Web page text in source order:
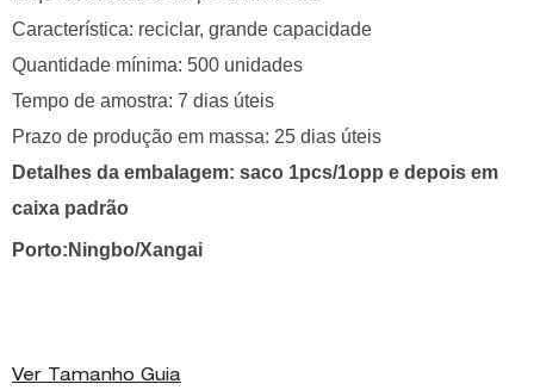
Característica: reciclar, grande capacidade
Quantidade mínima: 500 unidades
Tempo de amostra: 7 dias úteis
Prazo de produção em massa: 25 dias úteis
Detalhes da embalagem: saco 1pcs/1opp e depois em
caixa padrão
Porto:Ningbo/Xangai
Ver Tamanho Guia